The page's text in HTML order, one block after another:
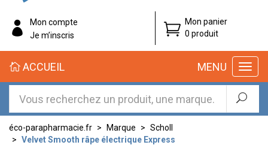
éco-
parapharmacie.fr
éco-
parapharmacie.fr
Mon compte
Je m’inscris
Mon panier
0 produit
MENU
ACCUEIL
éco-parapharmacie.fr Marque
Scholl
Velvet Smooth râpe électrique Express